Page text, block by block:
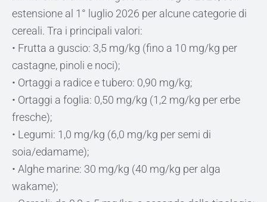
estensione al 1° luglio 2026 per alcune categorie di
cereali. Tra i principali valori:
• Frutta a guscio: 3,5 mg/kg (fino a 10 mg/kg per
castagne, pinoli e noci);
• Ortaggi a radice e tubero: 0,90 mg/kg;
• Ortaggi a foglia: 0,50 mg/kg (1,2 mg/kg per erbe
fresche);
• Legumi: 1,0 mg/kg (6,0 mg/kg per semi di
soia/edamame);
• Alghe marine: 30 mg/kg (40 mg/kg per alga
wakame);